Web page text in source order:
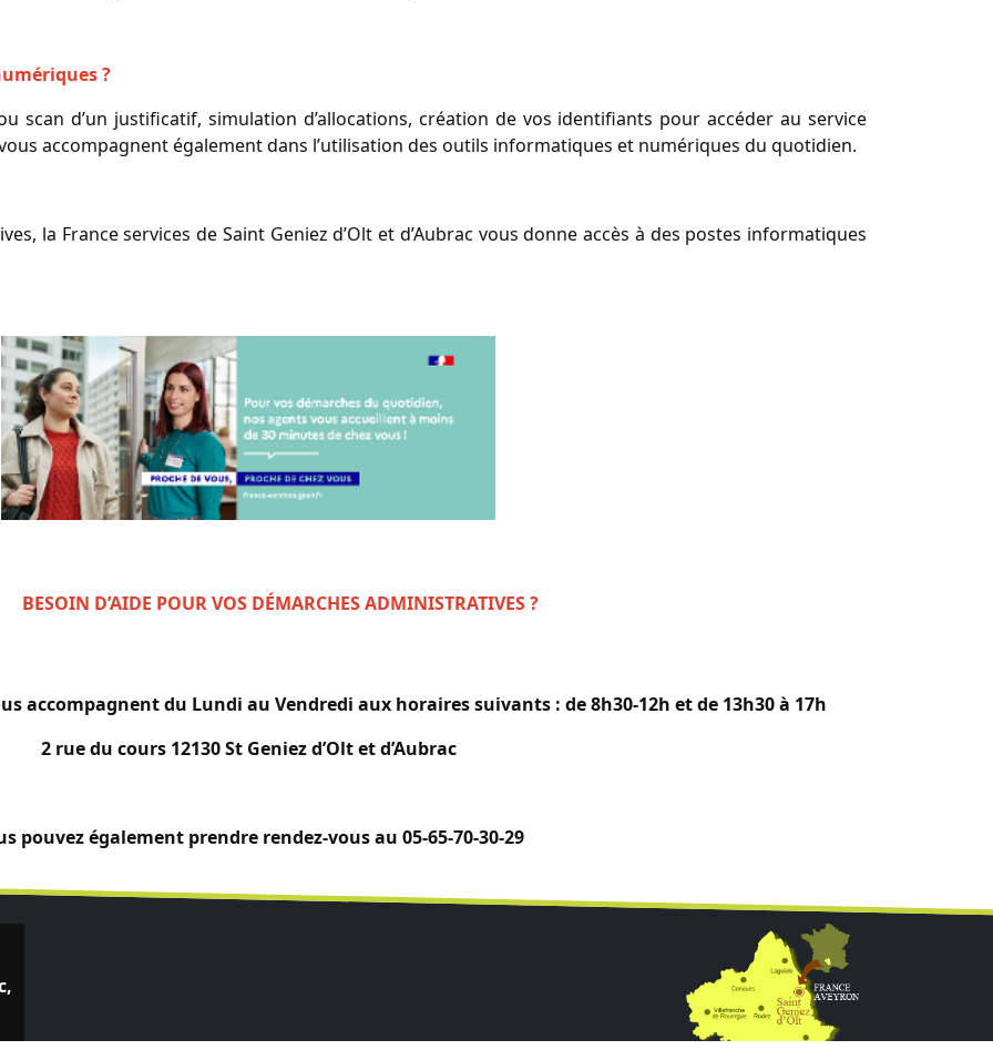
?
scan d’un justificatif, simulation d’allocations, création de vos identifiants pour accéder au service
accompagnent également dans l’utilisation des outils informatiques et numériques du quotidien.
la France services de Saint Geniez d’Olt et d’Aubrac vous donne accès à des postes informatiques
BESOIN D’AIDE POUR VOS DÉMARCHES ADMINISTRATIVES ?
accompagnent du Lundi au Vendredi aux horaires suivants : de 8h30-12h et de 13h30 à 17h
2 rue du cours 12130 St Geniez d’Olt et d’Aubrac
pouvez également prendre rendez-vous au 05-65-70-30-29